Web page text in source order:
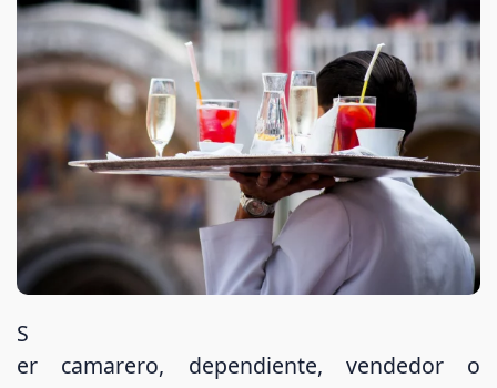
S
er camarero, dependiente, vendedor o